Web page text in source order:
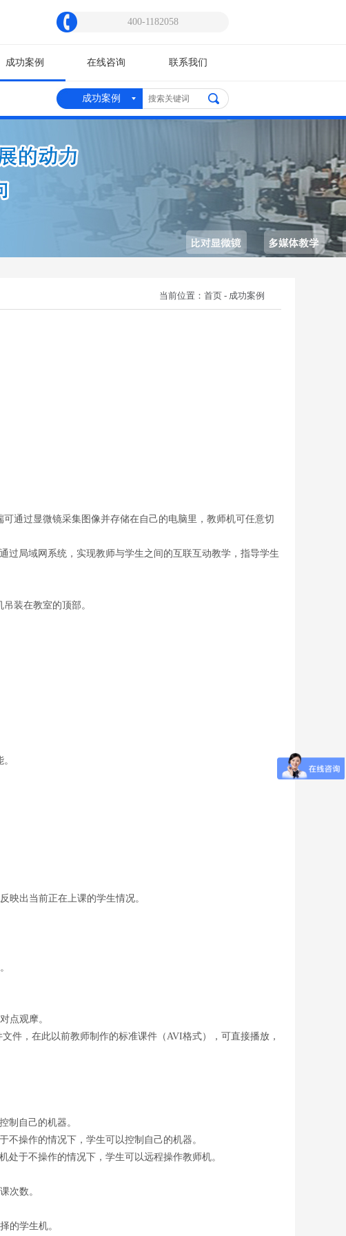
400-1182058
成功案例 在线咨询 联系我们
用装备博览会” 成功案例
当前位置： 首页 - 成功案例
过显微镜采集图像并存储在自己的电脑里，教师机可任意切
局域网系统，实现教师与学生之间的互联互动教学，指导学生
装在教室的顶部。
出当前正在上课的学生情况。
点观摩。
，在此以前教师制作的标准课件（AVI格式），可直接播放，
自己的机器。
操作的情况下，学生可以控制自己的机器。
于不操作的情况下，学生可以远程操作教师机。
次数。
的学生机。